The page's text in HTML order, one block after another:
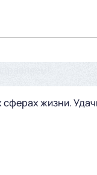
жизни.